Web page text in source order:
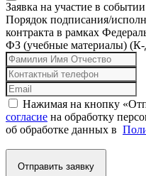
Заявка на участие в событии
Порядок подписания/
контракта в рамках
ФЗ (учебные материалы)
Нажимая на кнопку
согласие на обработку
об обработке данных в
Отправить заявку